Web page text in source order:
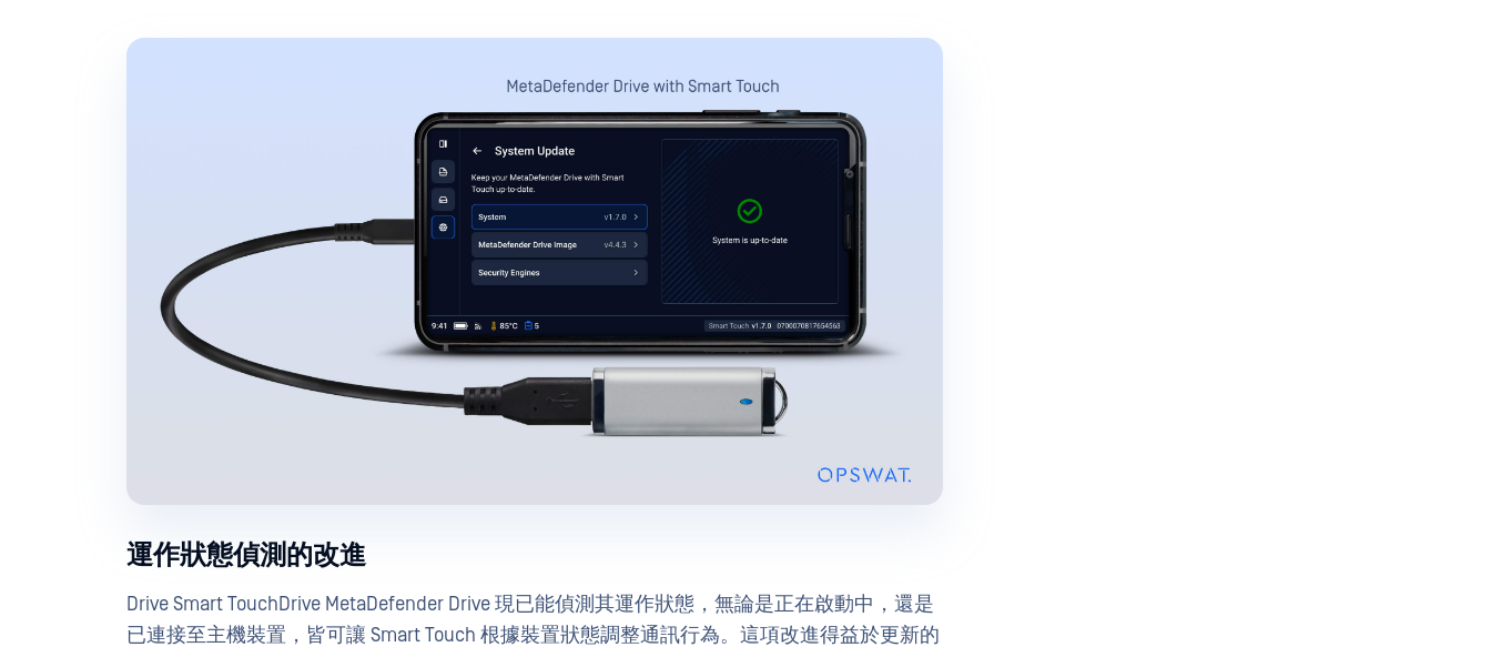
運作狀態偵測的改進
Drive Smart TouchDrive MetaDefender Drive 現已能偵測其運作狀態，無論是正在啟動中，還是
已連接至主機裝置，皆可讓 Smart Touch 根據裝置狀態調整通訊行為。這項改進得益於更新的